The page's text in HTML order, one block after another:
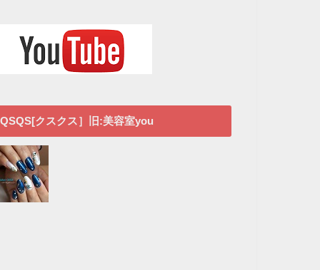
QSQS[クスクス］旧:美容室you